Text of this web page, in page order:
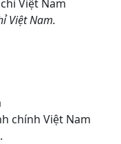
Việt Nam.
chính Việt Nam